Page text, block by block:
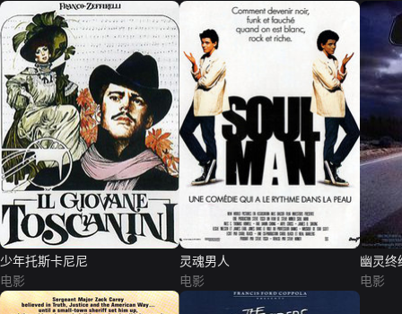
少年托斯卡尼尼
电影
灵魂男人
电影
幽灵终
电影